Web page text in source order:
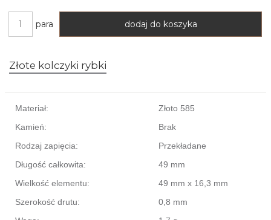
para dodaj do koszyka
Złote kolczyki rybki
Materiał:
Złoto 585
Kamień:
Brak
Rodzaj zapięcia:
Przekładane
Długość całkowita:
49 mm
Wielkość elementu:
49 mm x 16,3 mm
Szerokość drutu:
0,8 mm